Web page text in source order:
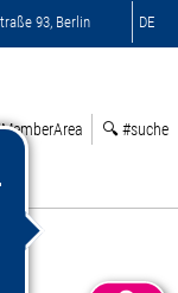
93, Berlin DE
🔍 #suche